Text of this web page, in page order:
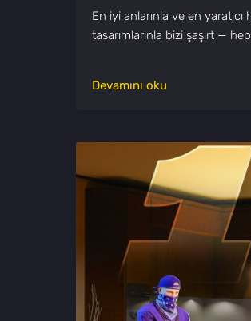
En iyi anlarınla ve en
tasarımlarınla bizi şaşırt —
Devamını oku